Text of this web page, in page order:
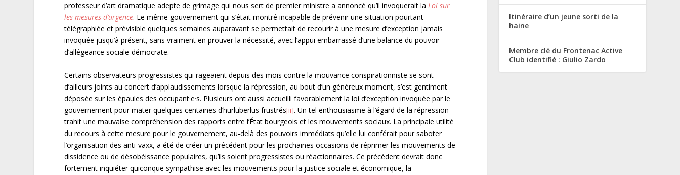
professeur d’art dramatique adepte de grimage qui nous sert de premier ministre a annoncé qu’il invoquerait laLoi sur
les mesures d’urgence. Le même gouvernement qui s’était montré incapable de prévenir une situation pourtant
télégraphiée et prévisible quelques semaines auparavant se permettait de recourir à une mesure d’exception jamais
invoquée jusqu’à présent, sans vraiment en prouver la nécessité, avec l’appui embarrassé d’une balance du pouvoir
d’allégeance sociale-démocrate.
Certains observateurs progressistes qui rageaient depuis des mois contre la mouvance conspirationniste se sont
d’ailleurs joints au concert d’applaudissements lorsque la répression, au bout d’un généreux moment, s’est gentiment
déposée sur les épaules des occupant·e·s. Plusieurs ont aussi accueilli favorablement la loi d’exception invoquée par le
gouvernement pour mater quelques centaines d’hurluberlus frustrés[ii]. Un tel enthousiasme à l’égard de la répression
trahit une mauvaise compréhension des rapports entre l’État bourgeois et les mouvements sociaux. La principale utilité
du recours à cette mesure pour le gouvernement, au-delà des pouvoirs immédiats qu’elle lui conférait pour saboter
l’organisation des anti-vaxx, a été de créer un précédent pour les prochaines occasions de réprimer les mouvements de
dissidence ou de désobéissance populaires, qu’ils soient progressistes ou réactionnaires. Ce précédent devrait donc
fortement inquiéter quiconque sympathise avec les mouvements pour la justice sociale et économique, la
Itinéraire d’un jeune sorti de la
haine
Membre clé du Frontenac Active
Club identifié : Giulio Zardo